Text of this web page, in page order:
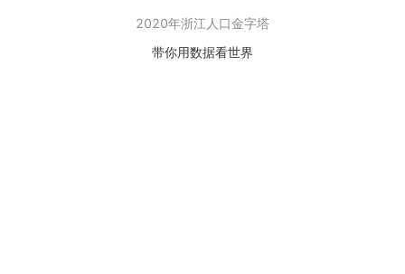
2020年浙江人口金字塔
带你用数据看世界